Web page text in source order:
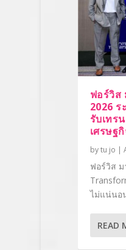
ฟอร์วิส
2026
รับเทร
เศรษฐ
bytu jo |
ฟอร์วิส
ไม่แน่นอ
READ